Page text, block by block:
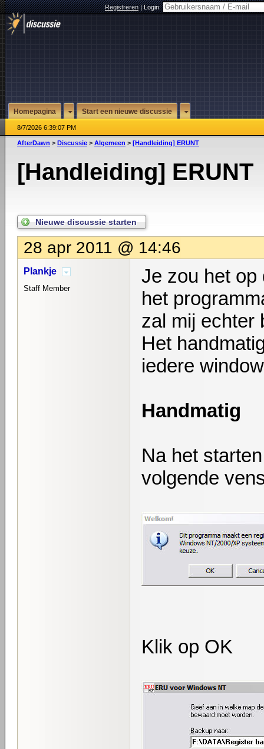
Registreren|Login:
Homepagina Start een nieuwe discussie
8/7/2026 6:39:07 PM
AfterDawn > Discussie > Algemeen > [Handleiding] ERUNT
[Handleiding] ERUNT
Nieuwe discussie starten
28 apr 2011 @ 14:46
Plankje
Staff Member
Je zou het op
het
zal mij echter
Het
iedere
Handmatig
Na het
volgende
Klik op OK